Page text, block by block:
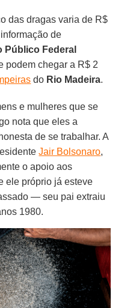
das dragas varia de R$
de
Público Federal
podem chegar a R$ 2
do Rio Madeira.
e mulheres que se
nota que eles a
de se trabalhar. A
Jair Bolsonaro,
o apoio aos
ele próprio já esteve
— seu pai extraiu
1980.